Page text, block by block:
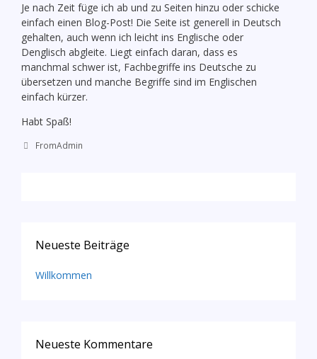
Je nach Zeit füge ich ab und zu Seiten hinzu oder schicke
einfach einen Blog-Post! Die Seite ist generell in Deutsch
gehalten, auch wenn ich leicht ins Englische oder
Denglisch abgleite. Liegt einfach daran, dass es
manchmal schwer ist, Fachbegriffe ins Deutsche zu
übersetzen und manche Begriffe sind im Englischen
einfach kürzer.
Habt Spaß!
Kategorien
FromAdmin
Neueste Beiträge
Willkommen
Neueste Kommentare